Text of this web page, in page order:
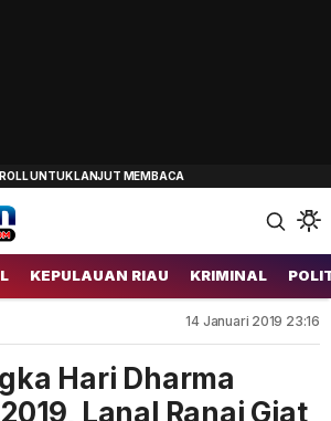
KEPULAUAN RIAU KRIMINAL
14 Januari 2019 23:16
Hari Dharma
Lanal Ranai Giat